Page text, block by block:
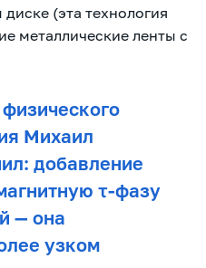
(эта технология
металлические ленты с
Михаил
добавление
τ-фазу
— она
узком